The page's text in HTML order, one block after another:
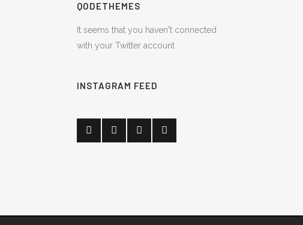
QODETHEMES
It seems that you haven't connected
with your Twitter account
INSTAGRAM FEED